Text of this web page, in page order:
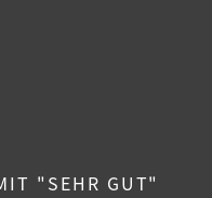
"SEHR GUT"